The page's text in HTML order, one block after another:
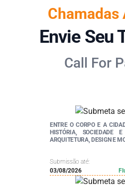
Chamadas
Envie Seu
Call For
ENTRE O CORPO E A
HISTÓRIA, SOCIEDADE
ARQUITETURA, DESIGN E
Submissão até:
03/08/2026